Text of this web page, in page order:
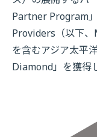
Partner Program
Providers（以下、
を含むアジア太平
Diamond」を獲得